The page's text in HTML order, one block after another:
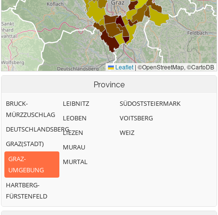
Province
BRUCK-
MÜRZZUSCHLAG
DEUTSCHLANDSBERG
GRAZ(STADT)
GRAZ-
UMGEBUNG
HARTBERG-
FÜRSTENFELD
LEIBNITZ
LEOBEN
LIEZEN
MURAU
MURTAL
SÜDOSTSTEIERMARK
VOITSBERG
WEIZ